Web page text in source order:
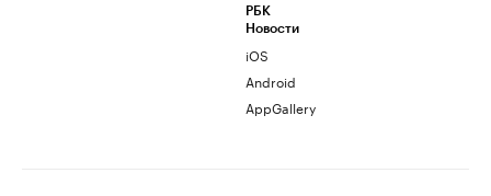
РБК
Новости
iOS
Android
AppGallery